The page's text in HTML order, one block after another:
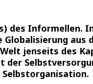
des Informellen.
Globalisierung aus
jenseits des
der
Selbstorganisation.